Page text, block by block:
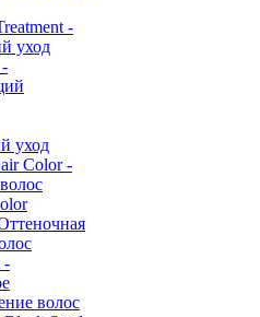
-
уход
уход
Color -
-
волос